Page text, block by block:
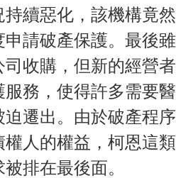
續惡化，該機構竟然
請破產保護。最後雖
收購，但新的經營者
務，使得許多需要醫
遷出。由於破產程序
人的權益，柯恩這類
排在最後面。